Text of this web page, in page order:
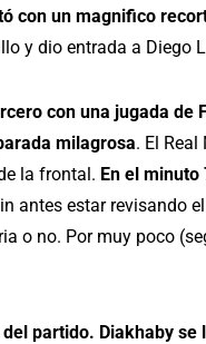
con un magnifico
y dio entrada a Diego
con una jugada de
milagrosa. El
la frontal. En el
antes estar revisando
o no. Por muy poco
partido. Diakhaby